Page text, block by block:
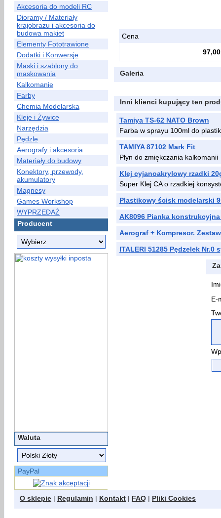
Akcesoria do modeli RC
Dioramy / Materiały
krajobrazu i akcesoria do
budowa makiet
Elementy Fototrawione
Dodatki i Konwersje
Maski i szablony do
maskowania
Kalkomanie
Farby
Chemia Modelarska
Kleje i Żywice
Narzędzia
Pędzle
Aerografy i akcesoria
Materiały do budowy
Konektory, przewody,
akumulatory
Magnesy
Games Workshop
WYPRZEDAŻ
Producent
Waluta
PayPal
Cena
97,00
Galeria
Inni klienci kupujący ten
Tamiya TS-62 NATO Brown
Farba w sprayu 100ml do
TAMIYA 87102 Mark Fit
Płyn do zmiękczania kalkomanii
Klej cyjanoakrylowy rzadki
Super Klej CA o rzadkiej
Plastikowy ścisk modelarski
AK8096 Pianka konstrukcyjna
Aerograf + Kompresor.
ITALERI 51285 Pędzelek Nr.0
E-
O sklepie | Regulamin | Kontakt | FAQ | Pliki Cookies